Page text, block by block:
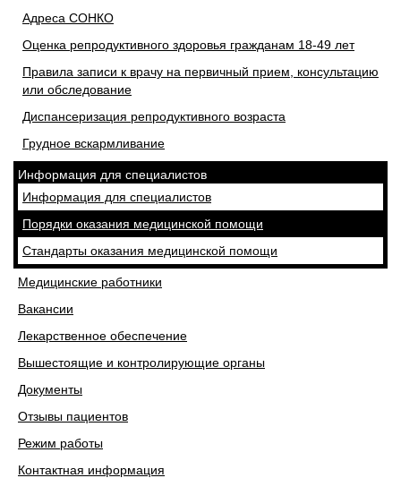
Адреса СОНКО
Оценка репродуктивного здоровья гражданам 18-49 лет
Правила записи к врачу на первичный прием, консультацию
или обследование
Диспансеризация репродуктивного возраста
Грудное вскармливание
Информация для специалистов
Информация для специалистов
Порядки оказания медицинской помощи
Стандарты оказания медицинской помощи
Медицинские работники
Вакансии
Лекарственное обеспечение
Вышестоящие и контролирующие органы
Документы
Отзывы пациентов
Режим работы
Контактная информация